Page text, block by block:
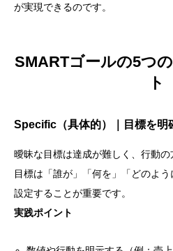
が実現できるのです。
SMARTゴールの5つ
ト
Specific（具体的）｜目標を明
曖昧な目標は達成が難しく、行動の
目標は「誰が」「何を」「どのよ
設定することが重要です。
実践ポイント